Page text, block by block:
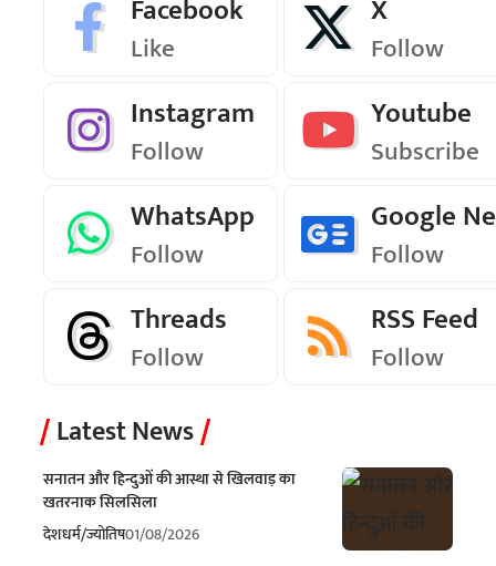
Facebook
Like
X
Follow
Instagram
Follow
Youtube
Subscribe
WhatsApp
Follow
Google
Follow
Threads
Follow
RSS Feed
Follow
Latest News
सनातन और हिन्दुओं की आस्था से खिलवाड़ का
खतरनाक सिलसिला
देशधर्म/ज्योतिष01/08/2026